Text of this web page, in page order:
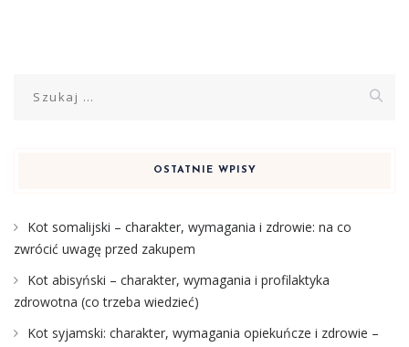
OSTATNIE WPISY
Kot somalijski – charakter, wymagania i zdrowie: na co
zwrócić uwagę przed zakupem
Kot abisyński – charakter, wymagania i profilaktyka
zdrowotna (co trzeba wiedzieć)
Kot syjamski: charakter, wymagania opiekuńcze i zdrowie –